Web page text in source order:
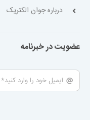
درباره جوان الکتریک
عضویت در خبرنامه